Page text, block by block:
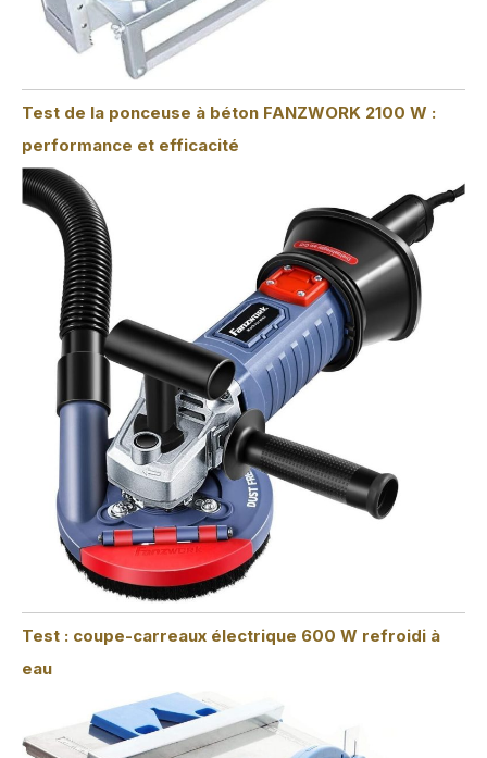
Test de la ponceuse à béton FANZWORK 2100 W :
performance et efficacité
Test : coupe-carreaux électrique 600 W refroidi à
eau